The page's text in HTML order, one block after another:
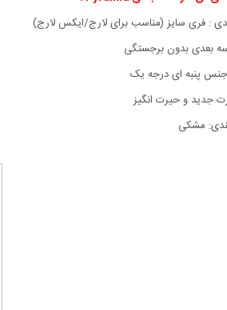
: فری سایز (مناسب برای لارج/ایکس لارج)
بعدی بدون برجستگی
جنس پنبه ای درجه یک
جدید و حیرت انگیز
مشکی